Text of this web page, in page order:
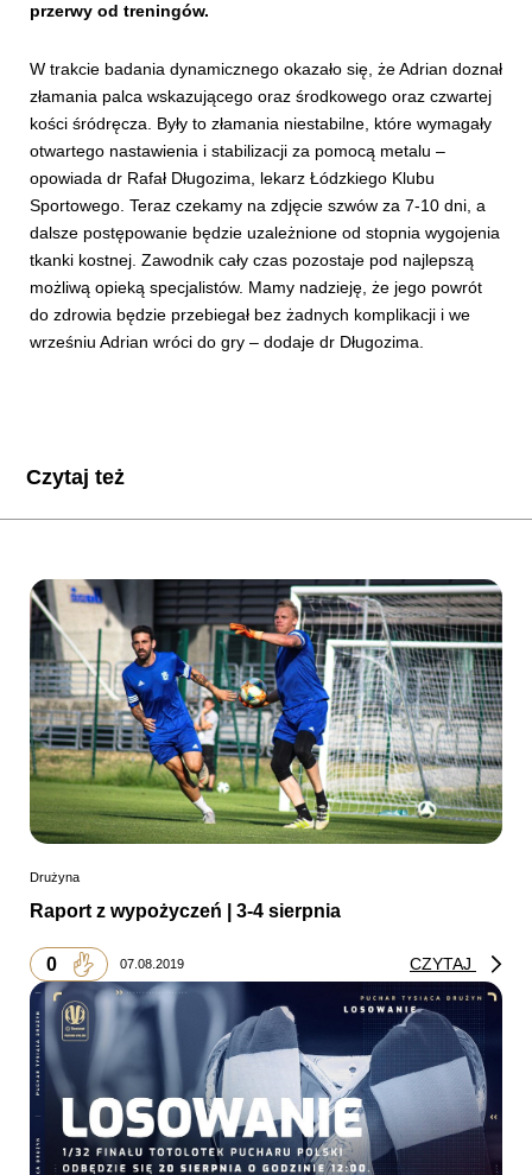
przerwy od treningów.
W trakcie badania dynamicznego okazało się, że Adrian doznał
złamania palca wskazującego oraz środkowego oraz czwartej
kości śródręcza. Były to złamania niestabilne, które wymagały
otwartego nastawienia i stabilizacji za pomocą metalu –
opowiada dr Rafał Długozima, lekarz Łódzkiego Klubu
Sportowego. Teraz czekamy na zdjęcie szwów za 7-10 dni, a
dalsze postępowanie będzie uzależnione od stopnia wygojenia
tkanki kostnej. Zawodnik cały czas pozostaje pod najlepszą
możliwą opieką specjalistów. Mamy nadzieję, że jego powrót
do zdrowia będzie przebiegał bez żadnych komplikacji i we
wrześniu Adrian wróci do gry – dodaje dr Długozima.
Czytaj też
Drużyna
Raport z wypożyczeń | 3-4 sierpnia
0 07.08.2019 CZYTAJ